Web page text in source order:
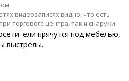
видеозаписях видно, что есть
торгового центра, так и снаружи.
прячутся под мебелью,
выстрелы.